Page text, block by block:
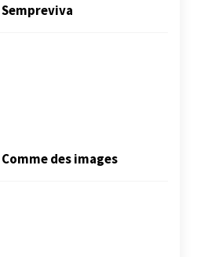
Sempreviva
Comme des images